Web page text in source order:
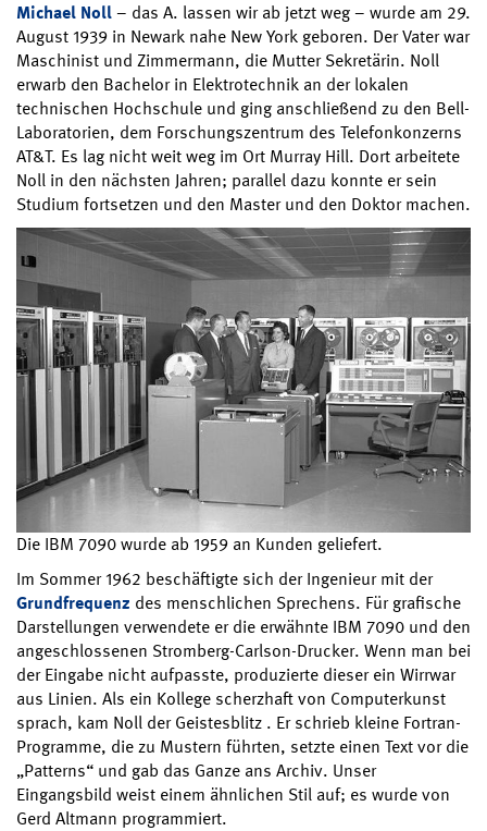
Michael Noll– das A. lassen wir ab jetzt weg – wurde am 29.
August 1939 in Newark nahe New York geboren. Der Vater war
Maschinist und Zimmermann, die Mutter Sekretärin. Noll
erwarb den Bachelor in Elektrotechnik an der lokalen
technischen Hochschule und ging anschließend zu den Bell-
Laboratorien, dem Forschungszentrum des Telefonkonzerns
AT&T. Es lag nicht weit weg im Ort Murray Hill. Dort arbeitete
Noll in den nächsten Jahren; parallel dazu konnte er sein
Studium fortsetzen und den Master und den Doktor machen.
Die IBM 7090 wurde ab 1959 an Kunden geliefert.
Im Sommer 1962 beschäftigte sich der Ingenieur mit der
Grundfrequenz des menschlichen Sprechens. Für grafische
Darstellungen verwendete er die erwähnte IBM 7090 und den
angeschlossenen Stromberg-Carlson-Drucker. Wenn man bei
der Eingabe nicht aufpasste, produzierte dieser ein Wirrwar
aus Linien. Als ein Kollege scherzhaft von Computerkunst
sprach, kam Noll der Geistesblitz . Er schrieb kleine Fortran-
Programme, die zu Mustern führten, setzte einen Text vor die
„Patterns“ und gab das Ganze ans Archiv. Unser
Eingangsbild weist einem ähnlichen Stil auf; es wurde von
Gerd Altmann programmiert.